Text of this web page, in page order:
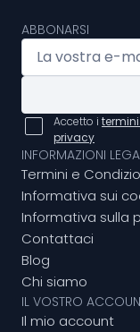
ABBONARSI
Accetto i
privacy
INFORMAZIONI
Termini e
Informativa sui
Informativa sulla
Contattaci
Blog
Chi siamo
IL VOSTRO
Il mio account